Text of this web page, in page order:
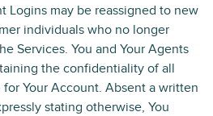
Logins may be reassigned to new
individuals who no longer
Services. You and Your Agents
the confidentiality of all
Your Account. Absent a written
stating otherwise, You